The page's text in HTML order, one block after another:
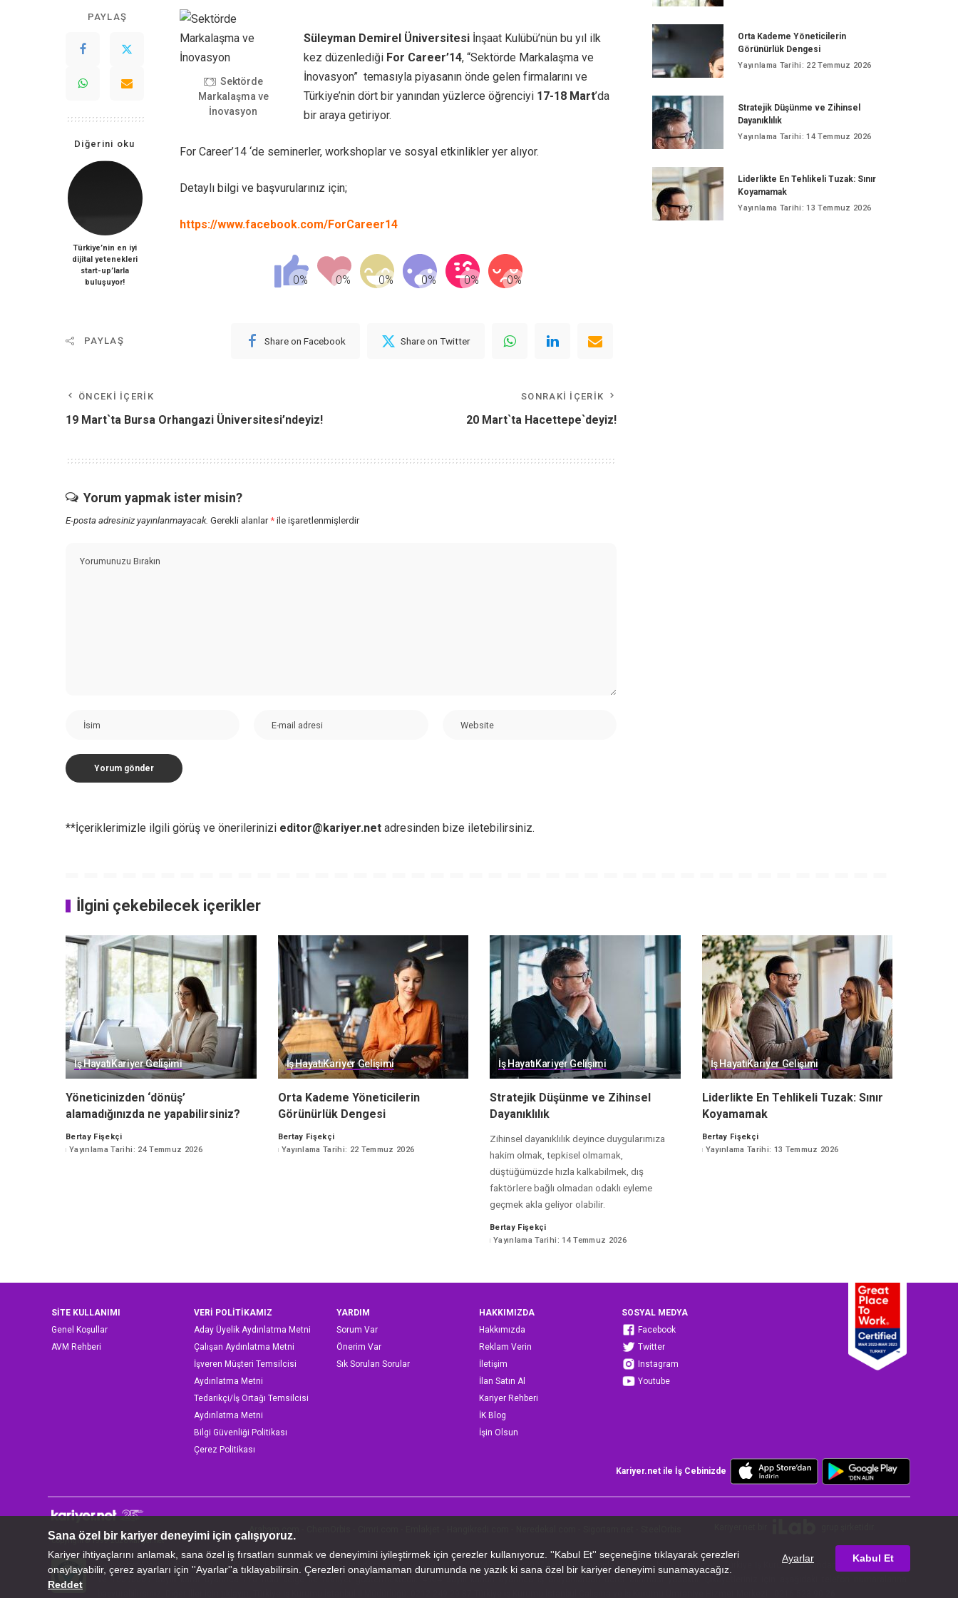
PAYLAŞ
Diğerini oku
Türkiye’nin en iyi
dijital yetenekleri
start-up’larla
buluşuyor!
Sektörde
Markalaşma ve
İnovasyon
Süleyman Demirel Üniversitesi İnşaat Kulübü’nün bu yıl ilk
kez düzenlediği For Career’14, “Sektörde Markalaşma ve
İnovasyon” temasıyla piyasanın önde gelen firmalarını ve
Türkiye’nin dört bir yanından yüzlerce öğrenciyi 17-18 Mart’da
bir araya getiriyor.
For Career’14 ‘de seminerler, workshoplar ve sosyal etkinlikler yer alıyor.
Detaylı bilgi ve başvurularınız için;
https://www.facebook.com/ForCareer14
PAYLAŞ Share on Facebook Share on Twitter
ÖNCEKI İÇERIK
19 Mart`ta Bursa Orhangazi Üniversitesi’ndeyiz!
SONRAKI İÇERIK
20 Mart`ta Hacettepe`deyiz!
Yorum yapmak ister misin?
E-posta adresiniz yayınlanmayacak. Gerekli alanlar* ile işaretlenmişlerdir
**İçeriklerimizle ilgili görüş ve önerilerinizi editor@kariyer.net adresinden bize iletebilirsiniz.
Orta Kademe Yöneticilerin
Görünürlük Dengesi
Yayınlama Tarihi: 22 Temmuz 2026
Stratejik Düşünme ve Zihinsel
Dayanıklılık
Yayınlama Tarihi: 14 Temmuz 2026
Liderlikte En Tehlikeli Tuzak: Sınır
Koyamamak
Yayınlama Tarihi: 13 Temmuz 2026
İlgini çekebilecek içerikler
İş HayatıKariyer Gelişimi
Yöneticinizden ‘dönüş’
alamadığınızda ne yapabilirsiniz?
Posted
by
Bertay Fişekçi
Yayınlama Tarihi: 24 Temmuz 2026
İş HayatıKariyer Gelişimi
Orta Kademe Yöneticilerin
Görünürlük Dengesi
Posted
by
Bertay Fişekçi
Yayınlama Tarihi: 22 Temmuz 2026
İş HayatıKariyer Gelişimi
Stratejik Düşünme ve Zihinsel
Dayanıklılık
Zihinsel dayanıklılık deyince duygularımıza
hakim olmak, tepkisel olmamak,
düştüğümüzde hızla kalkabilmek, dış
faktörlere bağlı olmadan odaklı eyleme
geçmek akla geliyor olabilir.
Posted
by
Bertay Fişekçi
Yayınlama Tarihi: 14 Temmuz 2026
İş HayatıKariyer Gelişimi
Liderlikte En Tehlikeli Tuzak: Sınır
Koyamamak
Posted
by
Bertay Fişekçi
Yayınlama Tarihi: 13 Temmuz 2026
SİTE KULLANIMI
Genel Koşullar
AVM Rehberi
VERİ POLİTİKAMIZ
Aday Üyelik Aydınlatma Metni
Çalışan Aydınlatma Metni
İşveren Müşteri Temsilcisi
Aydınlatma Metni
Tedarikçi/İş Ortağı Temsilcisi
Aydınlatma Metni
Bilgi Güvenliği Politikası
Çerez Politikası
YARDIM
Sorum Var
Önerim Var
Sık Sorulan Sorular
HAKKIMIZDA
Hakkımızda
Reklam Verin
İletişim
İlan Satın Al
Kariyer Rehberi
İK Blog
İşin Olsun
SOSYAL MEDYA
Facebook
Twitter
Instagram
Youtube
Kariyer.net ile İş Cebinizde
Copyright © 1999-2026 Kariyer.net
Arabam.com
Kariyer.net Elektronik Yayıncılık ve İletişim Hizmetleri A.Ş. Özel İstihdam Bürosu olarak 31/08/2024 – 30/08/2027 tarihleri arasında faaliyette bulunmak üzere, Türkiye İş Kurumu tarafından 26/07/2024 tarih
ve 16398069 sayılı karar uyarınca 170 nolu belge ile faaliyet göstermektedir. 4904 sayılı kanun uyarınca iş arayanlardan ücret alınması yasaktır. Şikayetleriniz için aşağıdaki telefon numaralarına